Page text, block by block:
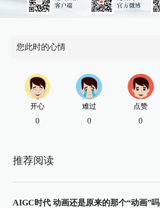
您此时的心情
开心
0
难过
0
点赞
0
推荐阅读
AIGC时代 动画还是原来的那个“动画”吗